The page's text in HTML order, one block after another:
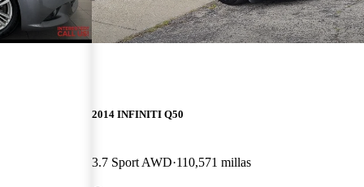
2014 INFINITI Q50
3.7 Sport AWD 110,571 millas